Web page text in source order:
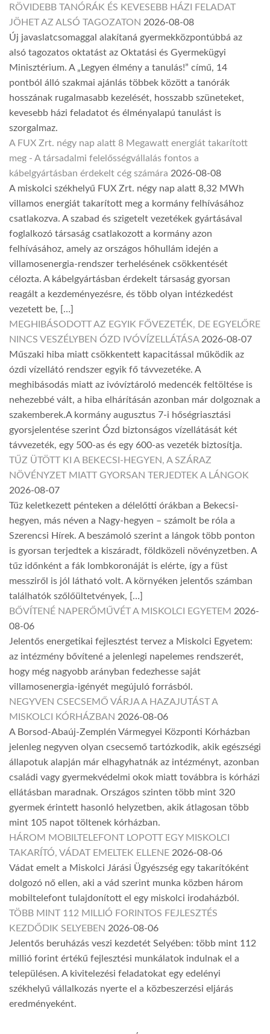
RÖVIDEBB TANÓRÁK ÉS KEVESEBB HÁZI FELADAT
JÖHET AZ ALSÓ TAGOZATON 2026-08-08
Új javaslatcsomaggal alakítaná gyermekközpontúbbá az
alsó tagozatos oktatást az Oktatási és Gyermekügyi
Minisztérium. A „Legyen élmény a tanulás!” című, 14
pontból álló szakmai ajánlás többek között a tanórák
hosszának rugalmasabb kezelését, hosszabb szüneteket,
kevesebb házi feladatot és élményalapú tanulást is
szorgalmaz.
A FUX Zrt. négy nap alatt 8 Megawatt energiát takarított
meg - A társadalmi felelősségvállalás fontos a
kábelgyártásban érdekelt cég számára 2026-08-08
A miskolci székhelyű FUX Zrt. négy nap alatt 8,32 MWh
villamos energiát takarított meg a kormány felhívásához
csatlakozva. A szabad és szigetelt vezetékek gyártásával
foglalkozó társaság csatlakozott a kormány azon
felhívásához, amely az országos hőhullám idején a
villamosenergia-rendszer terhelésének csökkentését
célozta. A kábelgyártásban érdekelt társaság gyorsan
reagált a kezdeményezésre, és több olyan intézkedést
vezetett be, […]
MEGHIBÁSODOTT AZ EGYIK FŐVEZETÉK, DE EGYELŐRE
NINCS VESZÉLYBEN ÓZD IVÓVÍZELLÁTÁSA 2026-08-07
Műszaki hiba miatt csökkentett kapacitással működik az
ózdi vízellátó rendszer egyik fő távvezetéke. A
meghibásodás miatt az ivóvíztároló medencék feltöltése is
nehezebbé vált, a hiba elhárításán azonban már dolgoznak a
szakemberek.A kormány augusztus 7-i hőségriasztási
gyorsjelentése szerint Ózd biztonságos vízellátását két
távvezeték, egy 500-as és egy 600-as vezeték biztosítja.
TŰZ ÜTÖTT KI A BEKECSI-HEGYEN, A SZÁRAZ
NÖVÉNYZET MIATT GYORSAN TERJEDTEK A LÁNGOK
2026-08-07
Tűz keletkezett pénteken a délelőtti órákban a Bekecsi-
hegyen, más néven a Nagy-hegyen – számolt be róla a
Szerencsi Hírek. A beszámoló szerint a lángok több ponton
is gyorsan terjedtek a kiszáradt, földközeli növényzetben. A
tűz időnként a fák lombkoronáját is elérte, így a füst
messziről is jól látható volt. A környéken jelentős számban
találhatók szőlőültetvények, […]
BŐVÍTENÉ NAPERŐMŰVÉT A MISKOLCI EGYETEM 2026-
08-06
Jelentős energetikai fejlesztést tervez a Miskolci Egyetem:
az intézmény bővítené a jelenlegi napelemes rendszerét,
hogy még nagyobb arányban fedezhesse saját
villamosenergia-igényét megújuló forrásból.
NEGYVEN CSECSEMŐ VÁRJA A HAZAJUTÁST A
MISKOLCI KÓRHÁZBAN 2026-08-06
A Borsod-Abaúj-Zemplén Vármegyei Központi Kórházban
jelenleg negyven olyan csecsemő tartózkodik, akik egészségi
állapotuk alapján már elhagyhatnák az intézményt, azonban
családi vagy gyermekvédelmi okok miatt továbbra is kórházi
ellátásban maradnak. Országos szinten több mint 320
gyermek érintett hasonló helyzetben, akik átlagosan több
mint 105 napot töltenek kórházban.
HÁROM MOBILTELEFONT LOPOTT EGY MISKOLCI
TAKARÍTÓ, VÁDAT EMELTEK ELLENE 2026-08-06
Vádat emelt a Miskolci Járási Ügyészség egy takarítóként
dolgozó nő ellen, aki a vád szerint munka közben három
mobiltelefont tulajdonított el egy miskolci irodaházból.
TÖBB MINT 112 MILLIÓ FORINTOS FEJLESZTÉS
KEZDŐDIK SELYEBEN 2026-08-06
Jelentős beruházás veszi kezdetét Selyében: több mint 112
millió forint értékű fejlesztési munkálatok indulnak el a
településen. A kivitelezési feladatokat egy edelényi
székhelyű vállalkozás nyerte el a közbeszerzési eljárás
eredményeként.